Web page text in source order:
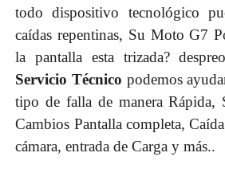
todo dispositivo tecnológico
caídas repentinas, Su Moto G7
la pantalla esta trizada?
Servicio Técnico podemos
tipo de falla de manera Rápida,
Cambios Pantalla completa,
cámara, entrada de Carga y más..